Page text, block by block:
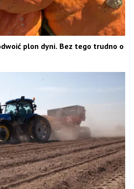
plon dyni. Bez tego trudno o